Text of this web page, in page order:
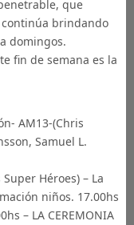
que
brindando
domingos.
fin de semana es la
AM13-(Chris
Samuel L.
Super Héroes) – La
niños. 17.00hs
– LA CEREMONIA